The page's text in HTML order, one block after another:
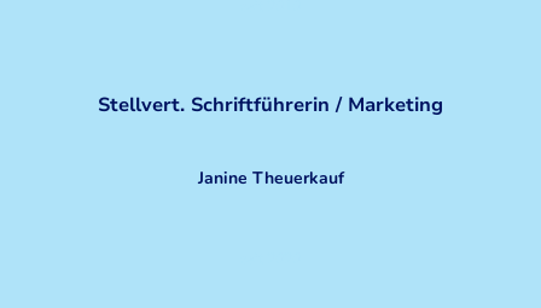
Stellvert. Schriftführerin / Marketing
Janine Theuerkauf